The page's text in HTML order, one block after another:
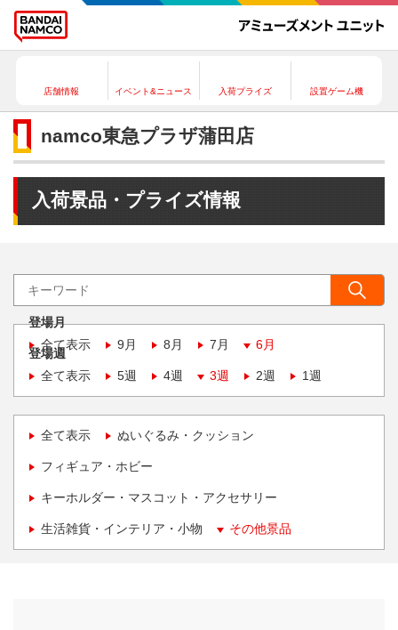
店舗情報 イベント&ニュース 入荷プライズ 設置ゲーム機
namco東急プラザ蒲田店
入荷景品・プライズ情報
登場月
全て表示
9月 8月 7月 6月
登場週
全て表示
5週 4週 3週 2週 1週
全て表示 ぬいぐるみ・クッション
フィギュア・ホビー
キーホルダー・マスコット・アクセサリー
生活雑貨・インテリア・小物 その他景品